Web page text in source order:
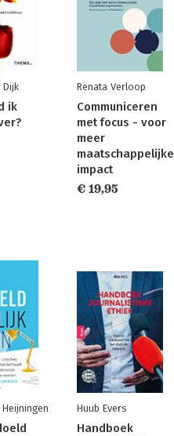
Dijk
ik
Renata Verloop
Communiceren
met focus - voor
meer
maatschappelijke
impact
€ 19,95
Huub Evers
Handboek